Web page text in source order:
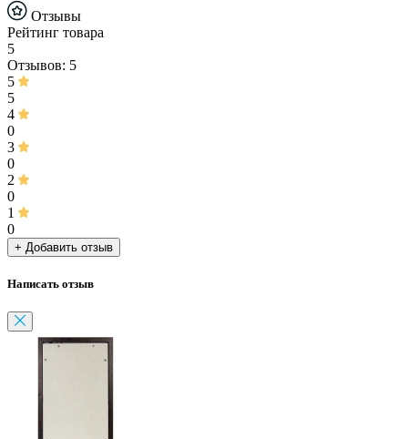
Отзывы
Рейтинг товара
5
Отзывов: 5
5
5
4
0
3
0
2
0
1
0
+ Добавить отзыв
Написать отзыв